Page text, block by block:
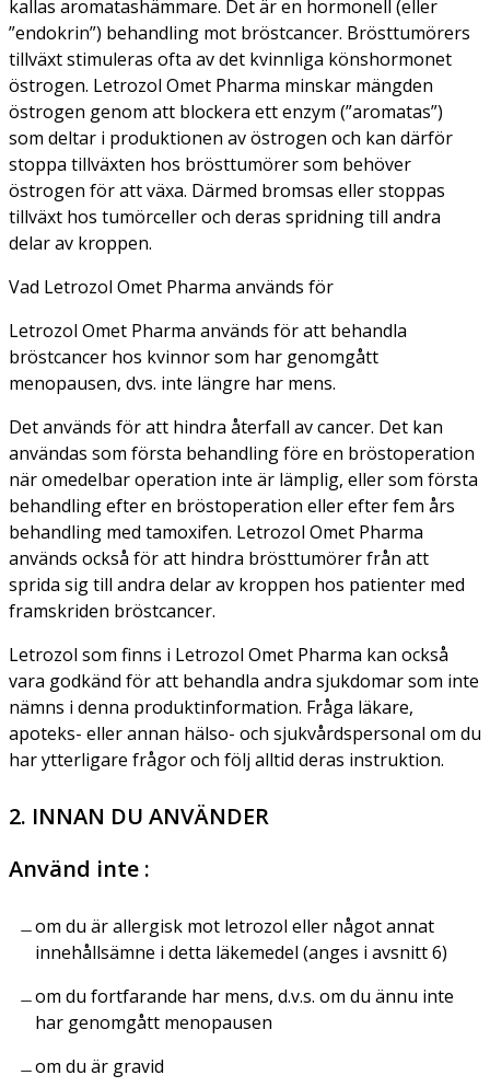
kallas aromatashämmare. Det är en hormonell (eller
”endokrin”) behandling mot bröstcancer. Brösttumörers
tillväxt stimuleras ofta av det kvinnliga könshormonet
östrogen. Letrozol Omet Pharma minskar mängden
östrogen genom att blockera ett enzym (”aromatas”)
som deltar i produktionen av östrogen och kan därför
stoppa tillväxten hos brösttumörer som behöver
östrogen för att växa. Därmed bromsas eller stoppas
tillväxt hos tumörceller och deras spridning till andra
delar av kroppen.
Vad Letrozol Omet Pharma används för
Letrozol Omet Pharma används för att behandla
bröstcancer hos kvinnor som har genomgått
menopausen, dvs. inte längre har mens.
Det används för att hindra återfall av cancer. Det kan
användas som första behandling före en bröstoperation
när omedelbar operation inte är lämplig, eller som första
behandling efter en bröstoperation eller efter fem års
behandling med tamoxifen. Letrozol Omet Pharma
används också för att hindra brösttumörer från att
sprida sig till andra delar av kroppen hos patienter med
framskriden bröstcancer.
Letrozol som finns i Letrozol Omet Pharma kan också
vara godkänd för att behandla andra sjukdomar som inte
nämns i denna produktinformation. Fråga läkare,
apoteks- eller annan hälso- och sjukvårdspersonal om du
har ytterligare frågor och följ alltid deras instruktion.
2. INNAN DU ANVÄNDER
Använd inte :
om du är allergisk mot letrozol eller något annat
innehållsämne i detta läkemedel (anges i avsnitt 6)
om du fortfarande har mens, d.v.s. om du ännu inte
har genomgått menopausen
om du är gravid